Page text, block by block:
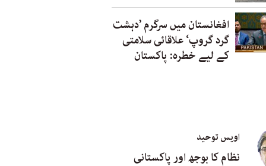
افغانستان میں سرگرم ’دہشت
گرد گروپ‘ علاقائی سلامتی
کے لیے خطرہ: پاکستان
اویس توحید
نظام کا بوجھ اور پاکستانی